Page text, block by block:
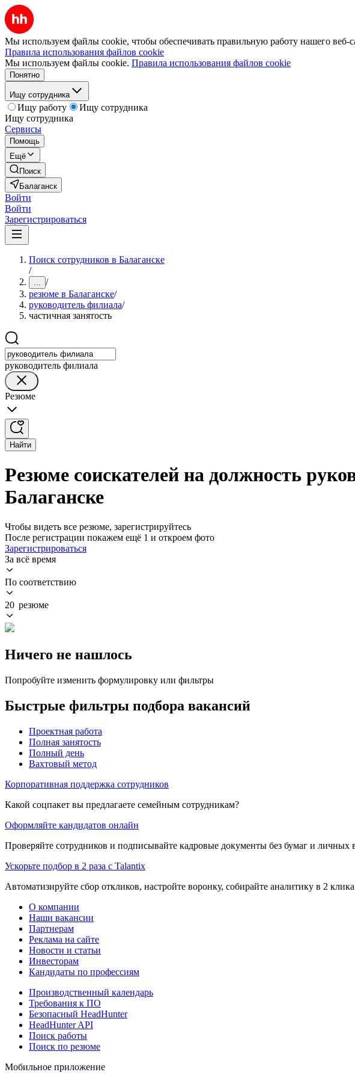
Мы используем файлы cookie, чтобы обеспечивать правильную работу нашего веб-
Правила использования файлов cookie
Мы используем файлы cookie. Правила использования файлов cookie
Понятно
Ищу сотрудника
Ищу работу
Ищу сотрудника
Ищу сотрудника
Сервисы
Помощь
Ещё
Поиск
Балаганск
Войти
Войти
Зарегистрироваться
Поиск сотрудников в Балаганске
/
... /
резюме в Балаганске/
руководитель филиала/
частичная занятость
руководитель филиала
Резюме
Найти
Резюме соискателей на должность
Балаганске
Чтобы видеть все резюме, зарегистрируйтесь
После регистрации покажем ещё 1 и откроем фото
Зарегистрироваться
За всё время
По соответствию
20 резюме
Ничего не нашлось
Попробуйте изменить формулировку или фильтры
Быстрые фильтры подбора вакансий
Проектная работа
Полная занятость
Полный день
Вахтовый метод
Корпоративная поддержка сотрудников
Какой соцпакет вы предлагаете семейным сотрудникам?
Оформляйте кандидатов онлайн
Проверяйте сотрудников и подписывайте кадровые документы без бумаг и личных
Ускорьте подбор в 2 раза с Talantix
Автоматизируйте сбор откликов, настройте воронку, собирайте аналитику в 2 клика
О компании
Наши вакансии
Партнерам
Реклама на сайте
Новости и статьи
Инвесторам
Кандидаты по профессиям
Производственный календарь
Требования к ПО
Безопасный HeadHunter
HeadHunter API
Поиск работы
Поиск по резюме
Мобильное приложение